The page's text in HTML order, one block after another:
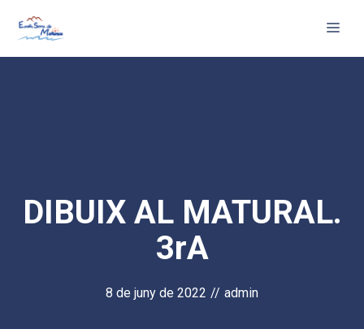
DIBUIX AL MATURAL.
3rA
8 de juny de 2022 // admin